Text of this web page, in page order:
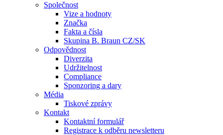
Společnost
Vize a hodnoty
Značka
Fakta a čísla
Skupina B. Braun CZ/SK
Odpovědnost
Diverzita
Udržitelnost
Compliance
Sponzoring a dary
Média
Tiskové zprávy
Kontakt
Kontaktní formulář
Registrace k odběru newsletteru